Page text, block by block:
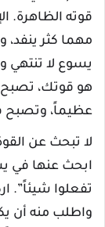
قوته الظاهرة.
مهما كثر ينفد،
يسوع لا تنتهي
هو قوتك، تصبح
عظيماً، وتصبح
لا تبحث عن
ابحث عنها في
تفعلوا شيئاً”.
واطلب منه أن